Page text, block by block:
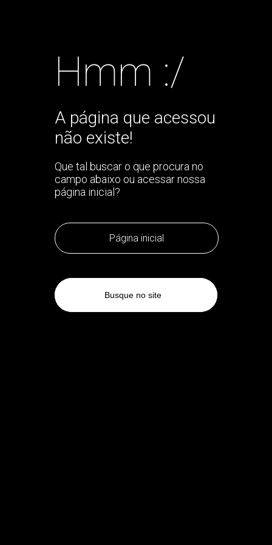
Hmm :/
A página que acessou
não existe!
Que tal buscar o que procura no
campo abaixo ou acessar nossa
página inicial?
Página inicial